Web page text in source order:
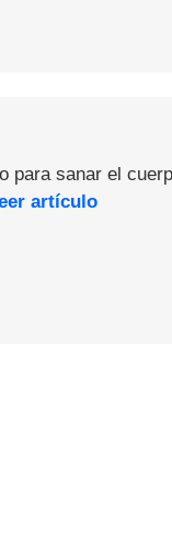
sanar el
artículo